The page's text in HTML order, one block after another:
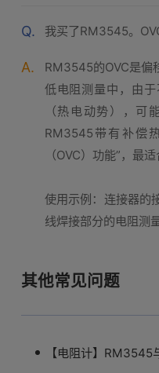
Q. 我买了RM3545。
A.
RM3545的OVC是偏
低电阻测量中，由
（热电动势），可
RM3545带有补偿
（OVC）功能”，最
使用示例：连接器的
线焊接部分的电阻测
其他常见问题
【电阻计】